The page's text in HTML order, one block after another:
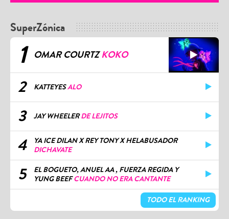
SuperZónica
1 OMAR COURTZKOKO
2 KATTEYESALO
3 JAY WHEELERDE LEJITOS
4
YA ICE DILAN X REY TONY X HELABUSADOR
DICHAVATE
5
EL BOGUETO, ANUEL AA , FUERZA REGIDA Y
YUNG BEEFCUANDO NO ERA CANTANTE
TODO EL RANKING